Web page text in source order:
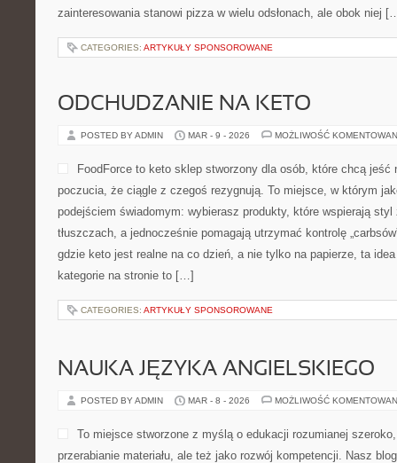
zainteresowania stanowi pizza w wielu odsłonach, ale obok niej
CATEGORIES: ARTYKUŁY SPONSOROWANE
ODCHUDZANIE NA KETO
POSTED BY ADMIN MAR - 9 - 2026 MOŻLIWOŚĆ
FoodForce to keto sklep stworzony dla osób, które chcą jeść
poczucia, że ciągle z czegoś rezygnują. To miejsce, w którym
podejściem świadomym: wybierasz produkty, które wspierają
tłuszczach, a jednocześnie pomagają utrzymać kontrolę
gdzie keto jest realne na co dzień, a nie tylko na papierze, ta
kategorie na stronie to […]
CATEGORIES: ARTYKUŁY SPONSOROWANE
NAUKA JĘZYKA ANGIELSKIEGO
POSTED BY ADMIN MAR - 8 - 2026 MOŻLIWOŚĆ
To miejsce stworzone z myślą o edukacji rozumianej
przerabianie materiału, ale też jako rozwój kompetencji. Nasz